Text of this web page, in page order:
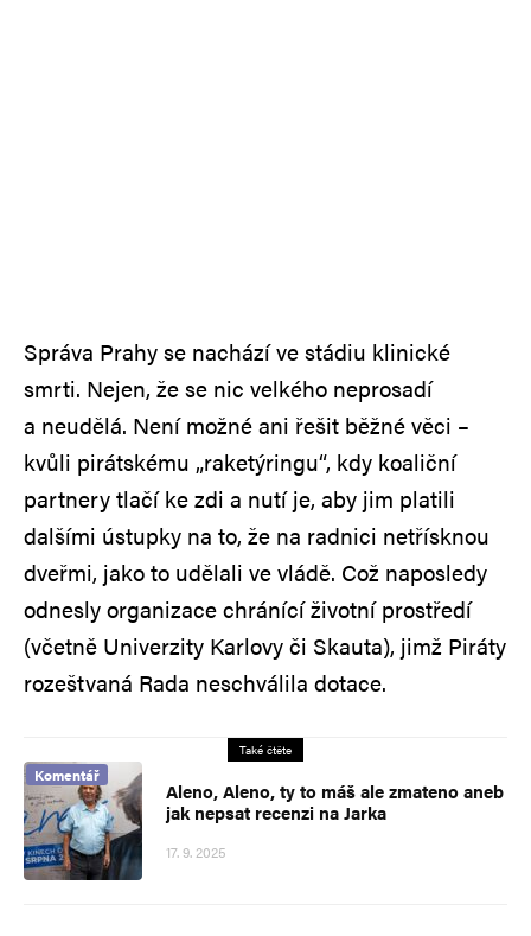
Správa Prahy se nachází ve stádiu klinické
smrti. Nejen, že se nic velkého neprosadí
a neudělá. Není možné ani řešit běžné věci –
kvůli pirátskému „raketýringu“, kdy koaliční
partnery tlačí ke zdi a nutí je, aby jim platili
dalšími ústupky na to, že na radnici netřísknou
dveřmi, jako to udělali ve vládě. Což naposledy
odnesly organizace chránící životní prostředí
(včetně Univerzity Karlovy či Skauta), jimž Piráty
rozeštvaná Rada neschválila dotace.
Také čtěte
Komentář
Aleno, Aleno, ty to máš ale zmateno aneb
jak nepsat recenzi na Jarka
17. 9. 2025